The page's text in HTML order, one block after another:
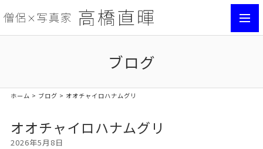
ブログ
ホーム > ブログ > オオチャイロハナムグリ
オオチャイロハナムグリ
2026年5月8日